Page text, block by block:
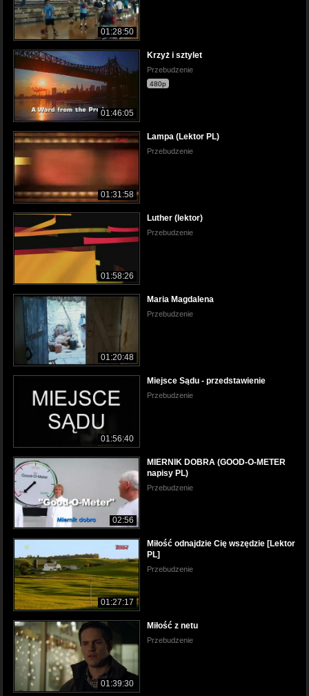
01:28:50
01:46:05
Krzyż i sztylet
Przebudzenie
480p
01:31:58
Lampa (Lektor PL)
Przebudzenie
01:58:26
Luther (lektor)
Przebudzenie
01:20:48
Maria Magdalena
Przebudzenie
01:56:40
Miejsce Sądu - przedstawienie
Przebudzenie
02:56
MIERNIK DOBRA (GOOD-O-METER
napisy PL)
Przebudzenie
01:27:17
Miłość odnajdzie Cię wszędzie [Lektor
PL]
Przebudzenie
01:39:30
Miłość z netu
Przebudzenie